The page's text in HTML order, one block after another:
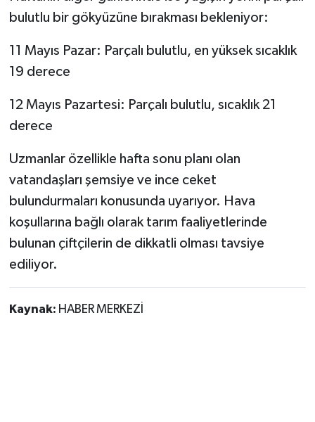
bulutlu bir gökyüzüne bırakması bekleniyor:
11 Mayıs Pazar: Parçalı bulutlu, en yüksek sıcaklık
19 derece
12 Mayıs Pazartesi: Parçalı bulutlu, sıcaklık 21
derece
Uzmanlar özellikle hafta sonu planı olan
vatandaşları şemsiye ve ince ceket
bulundurmaları konusunda uyarıyor. Hava
koşullarına bağlı olarak tarım faaliyetlerinde
bulunan çiftçilerin de dikkatli olması tavsiye
ediliyor.
Kaynak: HABER MERKEZİ
Yaşam